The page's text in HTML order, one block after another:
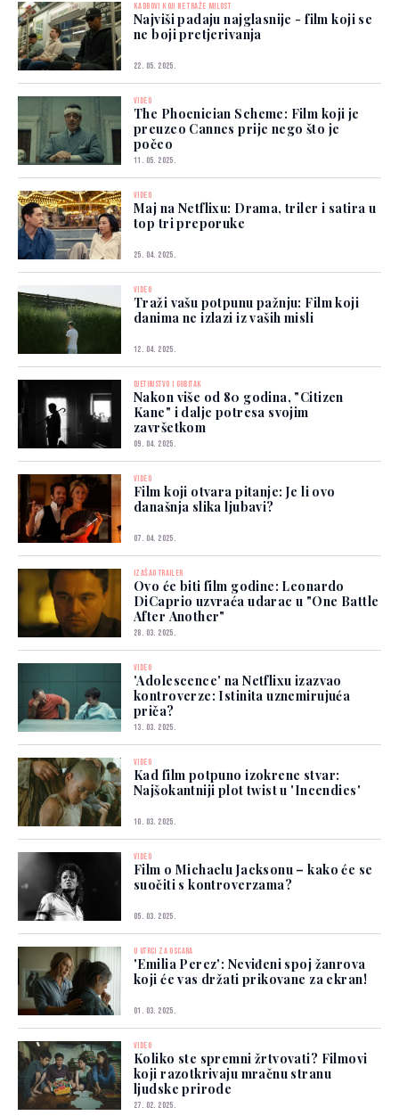
KADROVI KOJI NE TRAŽE MILOST
Najviši padaju najglasnije - film koji se
ne boji pretjerivanja
22. 05. 2025.
VIDEO
The Phoenician Scheme: Film koji je
preuzeo Cannes prije nego što je
počeo
11. 05. 2025.
VIDEO
Maj na Netflixu: Drama, triler i satira u
top tri preporuke
25. 04. 2025.
VIDEO
Traži vašu potpunu pažnju: Film koji
danima ne izlazi iz vaših misli
12. 04. 2025.
DJETINJSTVO I GUBITAK
Nakon više od 80 godina, "Citizen
Kane" i dalje potresa svojim
završetkom
09. 04. 2025.
VIDEO
Film koji otvara pitanje: Je li ovo
današnja slika ljubavi?
07. 04. 2025.
IZAŠAO TRAILER
Ovo će biti film godine: Leonardo
DiCaprio uzvraća udarac u "One Battle
After Another"
28. 03. 2025.
VIDEO
'Adolescence' na Netflixu izazvao
kontroverze: Istinita uznemirujuća
priča?
13. 03. 2025.
VIDEO
Kad film potpuno izokrene stvar:
Najšokantniji plot twist u 'Incendies'
10. 03. 2025.
VIDEO
Film o Michaelu Jacksonu – kako će se
suočiti s kontroverzama?
05. 03. 2025.
U UTRCI ZA OSCARA
'Emilia Perez': Neviđeni spoj žanrova
koji će vas držati prikovane za ekran!
01. 03. 2025.
VIDEO
Koliko ste spremni žrtvovati? Filmovi
koji razotkrivaju mračnu stranu
ljudske prirode
27. 02. 2025.